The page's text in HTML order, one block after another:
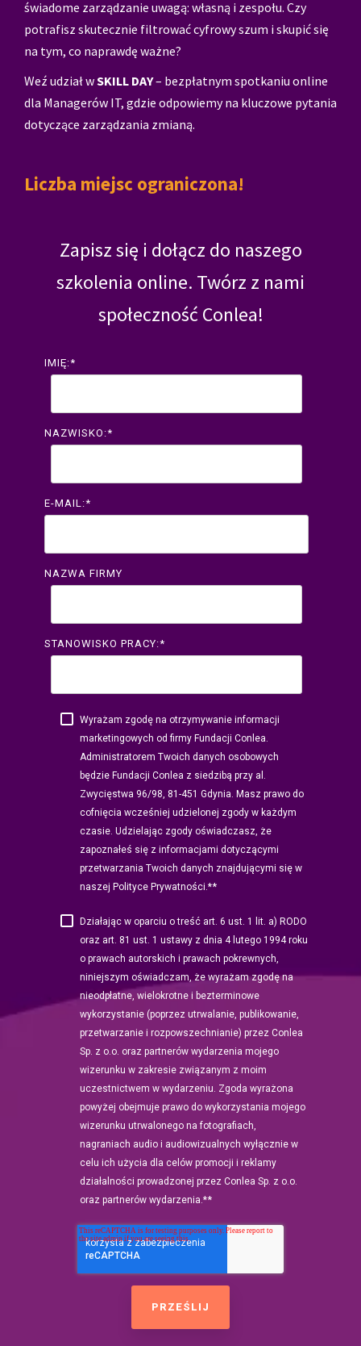
świadome zarządzanie uwagą: własną i zespołu. Czy
potrafisz skutecznie filtrować cyfrowy szum i skupić się
na tym, co naprawdę ważne?
Weź udział wSKILL DAY– bezpłatnym spotkaniu online
dla Managerów IT, gdzie odpowiemy na kluczowe pytania
dotyczące zarządzania zmianą.
Liczba miejsc ograniczona!
Zapisz się i dołącz do naszego
szkolenia online. Twórz z nami
społeczność Conlea!
IMIĘ:*
NAZWISKO:*
E-MAIL:*
NAZWA FIRMY
STANOWISKO PRACY:*
Wyrażam zgodę na otrzymywanie informacji
marketingowych od firmy Fundacji Conlea.
Administratorem Twoich danych osobowych
będzie Fundacji Conlea z siedzibą przy al.
Zwycięstwa 96/98, 81-451 Gdynia. Masz prawo do
cofnięcia wcześniej udzielonej zgody w każdym
czasie. Udzielając zgody oświadczasz, że
zapoznałeś się z informacjami dotyczącymi
przetwarzania Twoich danych znajdującymi się w
naszej Polityce Prywatności.**
Działając w oparciu o treść art. 6 ust. 1 lit. a) RODO
oraz art. 81 ust. 1 ustawy z dnia 4 lutego 1994 roku
o prawach autorskich i prawach pokrewnych,
niniejszym oświadczam, że wyrażam zgodę na
nieodpłatne, wielokrotne i bezterminowe
wykorzystanie (poprzez utrwalanie, publikowanie,
przetwarzanie i rozpowszechnianie) przez Conlea
Sp. z o.o. oraz partnerów wydarzenia mojego
wizerunku w zakresie związanym z moim
uczestnictwem w wydarzeniu. Zgoda wyrażona
powyżej obejmuje prawo do wykorzystania mojego
wizerunku utrwalonego na fotografiach,
nagraniach audio i audiowizualnych wyłącznie w
celu ich użycia dla celów promocji i reklamy
działalności prowadzonej przez Conlea Sp. z o.o.
oraz partnerów wydarzenia.**